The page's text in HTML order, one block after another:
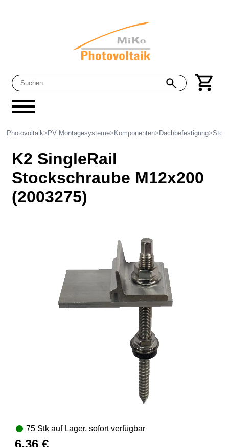
Photovoltaik> PV Montagesysteme> Komponenten> Dachbefestigung>
K2 SingleRail
Stockschraube M12x200
(2003275)
75 Stk auf Lager, sofort verfügbar
6,36 €